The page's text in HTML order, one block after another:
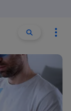
Buscar